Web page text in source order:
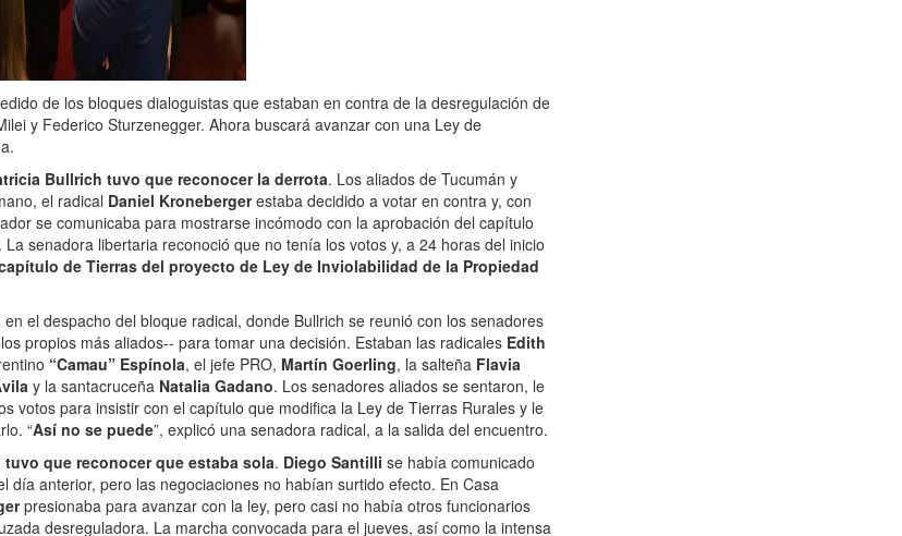
de los bloques dialoguistas que estaban en contra de la desregulación de
y Federico Sturzenegger. Ahora buscará avanzar con una Ley de
Bullrich tuvo que reconocer la derrota. Los aliados de Tucumán y
el radical Daniel Kronebergerestaba decidido a votar en contra y, con
se comunicaba para mostrarse incómodo con la aprobación del capítulo
senadora libertaria reconoció que no tenía los votos y, a 24 horas del inicio
de Tierras del proyecto de Ley de Inviolabilidad de la Propiedad
el despacho del bloque radical, donde Bullrich se reunió con los senadores
propios más aliados-- para tomar una decisión. Estaban las radicales Edith
“Camau” Espínola, el jefe PRO, Martín Goerling, la salteña Flavia
y la santacruceña Natalia Gadano. Los senadores aliados se sentaron, le
votos para insistir con el capítulo que modifica la Ley de Tierras Rurales y le
“Así no se puede”, explicó una senadora radical, a la salida del encuentro.
que reconocer que estaba sola. Diego Santilli se había comunicado
día anterior, pero las negociaciones no habían surtido efecto. En Casa
presionaba para avanzar con la ley, pero casi no había otros funcionarios
desreguladora. La marcha convocada para el jueves, así como la intensa